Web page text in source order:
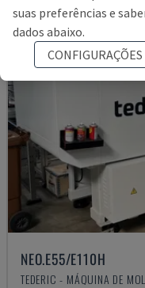
NEO.E55/E110H
TEDERIC - MÁQUINA DE
suas preferências e
dados abaixo.